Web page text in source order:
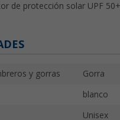
de protección solar UPF 50+
y gorras Gorra
blanco
Unisex